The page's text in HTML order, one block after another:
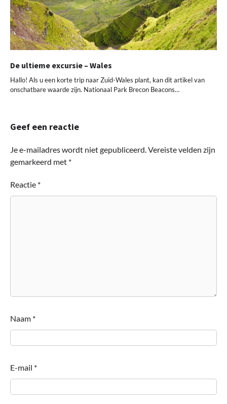
De ultieme excursie – Wales
Hallo! Als u een korte trip naar Zuid-Wales plant, kan dit artikel van
onschatbare waarde zijn. Nationaal Park Brecon Beacons…
Geef een reactie
Je e-mailadres wordt niet gepubliceerd. Vereiste velden zijn
gemarkeerd met *
Reactie *
Naam *
E-mail *